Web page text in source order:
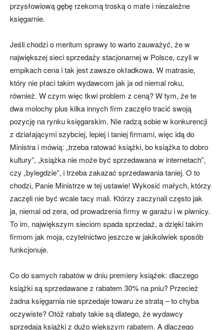
przysłowiową gębę rzekomą troską o małe i niezależne
księgarnie.
Jeśli chodzi o meritum sprawy to warto zauważyć, że w
największej sieci sprzedaży stacjonarnej w Polsce, czyli w
empikach cena i tak jest zawsze okładkowa. W matrasie,
który nie płaci takim wydawcom jak ja od niemal roku,
również. W czym więc tkwi problem z ceną? W tym, że te
dwa molochy plus kilka innych firm zaczęło tracić swoją
pozycję na rynku księgarskim. Nie radzą sobie w konkurencji
z działającymi szybciej, lepiej i taniej firmami, więc idą do
Ministra i mówią: „trzeba ratować książki, bo książka to dobro
kultury”, „książka nie może być sprzedawana w internetach”,
czy „bylegdzie”, i trzeba zakazać sprzedawania taniej. O to
chodzi, Panie Ministrze w tej ustawie! Wykosić małych, którzy
zaczęli nie być wcale tacy mali. Którzy zaczynali często jak
ja, niemal od zera, od prowadzenia firmy w garażu i w piwnicy.
To im, największym sieciom spada sprzedaż, a dzięki takim
firmom jak moja, czytelnictwo jeszcze w jakikolwiek sposób
funkcjonuje.
Co do samych rabatów w dniu premiery książek: dlaczego
książki są sprzedawane z rabatem 30% na pniu? Przecież
żadna księgarnia nie sprzedaje towaru ze stratą – to chyba
oczywiste? Otóż rabaty takie są dlatego, że wydawcy
sprzedają książki z dużo większym rabatem. A dlaczego